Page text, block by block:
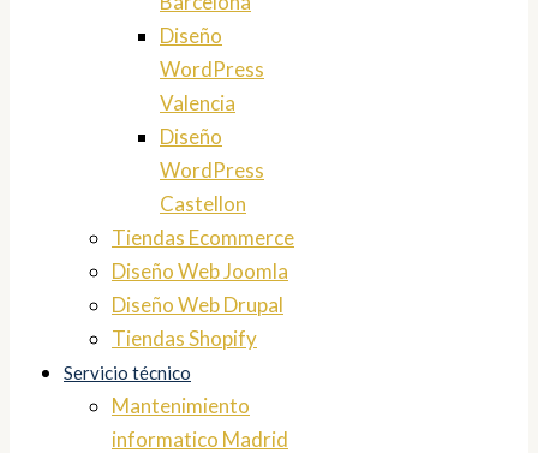
Diseño
WordPress
Valencia
Diseño
WordPress
Castellon
Tiendas Ecommerce
Diseño Web Joomla
Diseño Web Drupal
Tiendas Shopify
Servicio técnico
Mantenimiento
informatico Madrid